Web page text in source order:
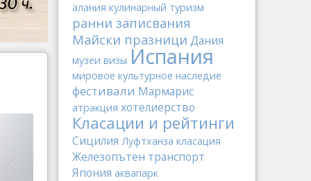
алания кулинарный туризм
ранни записвания
Майски празници Дания
музеи визы Испания
мировое культурное наследие
фестивали Мармарис
атракция хотелиерство
Класации и рейтинги
Сицилия Луфтханза класация
Железопътен транспорт
Япония аквапарк